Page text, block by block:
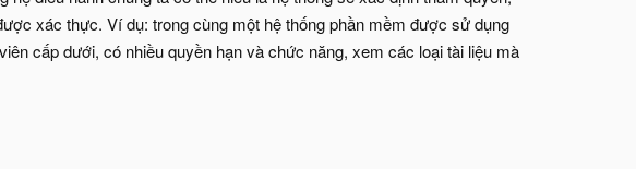
xác thực. Ví dụ: trong cùng một hệ thống phần mềm được sử dụng
cấp dưới, có nhiều quyền hạn và chức năng, xem các loại tài liệu mà